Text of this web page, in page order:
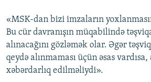
«MSK-dan bizi imzaların
Bu cür davranışın müqabilində
alınacağını gözləmək olar. Əgər
qeydə alınmaması üçün əsas
xəbərdarlıq edilməliydi».